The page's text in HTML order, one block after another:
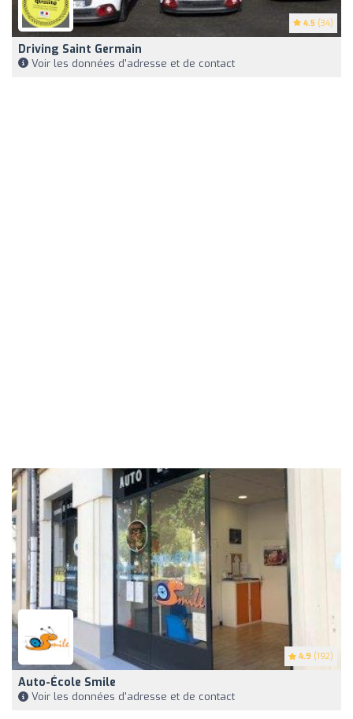
4.5 (34)
Driving Saint Germain
Voir les données d'adresse et de contact
4.9 (192)
Auto-École Smile
Voir les données d'adresse et de contact